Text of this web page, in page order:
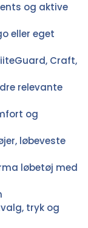
og aktive
eller eget
Craft,
relevante
og
løbeveste
løbetøj med
tryk og